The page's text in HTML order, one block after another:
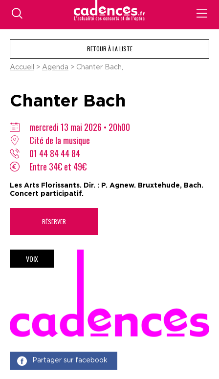
RETOUR À LA LISTE
Accueil > Agenda > Chanter Bach,
Chanter Bach
mercredi 13 mai 2026 • 20h00
Cité de la musique
01 44 84 44 84
Entre 34€ et 49€
Les Arts Florissants. Dir. : P. Agnew. Bruxtehude, Bach.
Concert participatif.
RÉSERVER
VOIX
Partager sur facebook